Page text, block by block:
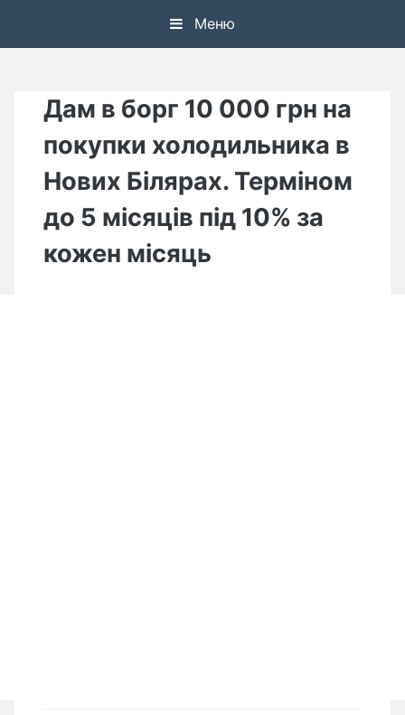
Меню
Дам в борг 10 000 грн на
покупки холодильника в
Нових Білярах. Терміном
до 5 місяців під 10% за
кожен місяць